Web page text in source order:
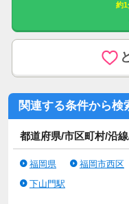
約1
関連する条件から検
都道府県/市区町村/沿
福岡県 福岡市西区
下山門駅